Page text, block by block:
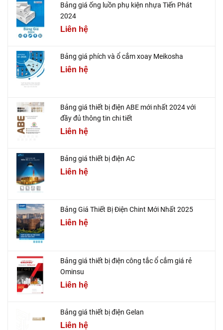
Bảng giá ống luồn phụ kiện nhựa Tiến Phát
2024
Liên hệ
Bảng giá phích và ổ cắm xoay Meikosha
Liên hệ
Bảng giá thiết bị điện ABE mới nhất 2024 với
đầy đủ thông tin chi tiết
Liên hệ
Bảng giá thiết bị điện AC
Liên hệ
Bảng Giá Thiết Bị Điện Chint Mới Nhất 2025
Liên hệ
Bảng giá thiết bị điện công tắc ổ cắm giá rẻ
Ominsu
Liên hệ
Bảng giá thiết bị điện Gelan
Liên hệ